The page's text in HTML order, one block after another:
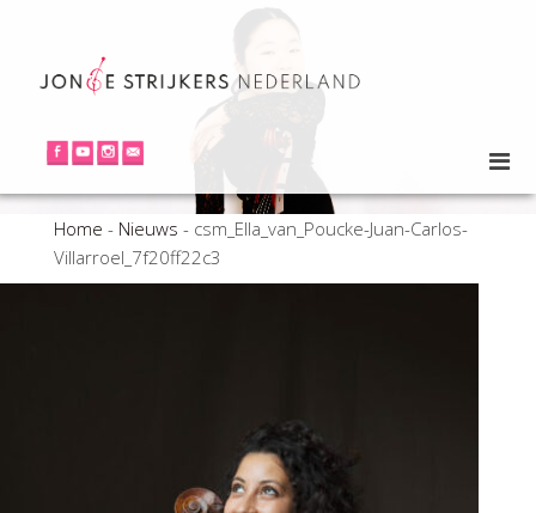
Home - Nieuws - csm_Ella_van_Poucke-Juan-Carlos-
Villarroel_7f20ff22c3